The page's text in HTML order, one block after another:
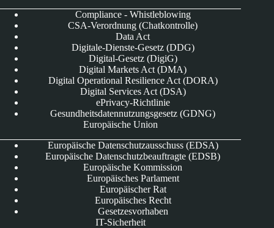
Compliance - Whistleblowing
CSA-Verordnung (Chatkontrolle)
Data Act
Digitale-Dienste-Gesetz (DDG)
Digital-Gesetz (DigiG)
Digital Markets Act (DMA)
Digital Operational Resilience Act (DORA)
Digital Services Act (DSA)
ePrivacy-Richtlinie
Gesundheitsdatennutzungsgesetz (GDNG)
Europäische Union
Europäische Datenschutzausschuss (EDSA)
Europäische Datenschutzbeauftragte (EDSB)
Europäische Kommission
Europäisches Parlament
Europäischer Rat
Europäisches Recht
Gesetzesvorhaben
IT-Sicherheit